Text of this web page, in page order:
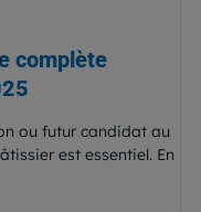
complète
ou futur candidat au
est essentiel. En